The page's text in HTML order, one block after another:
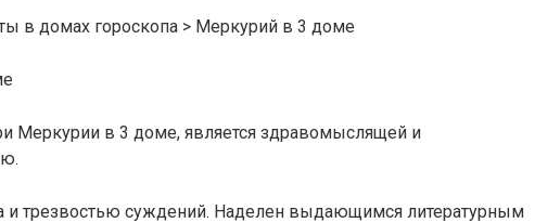
в домах гороскопа > Меркурий в 3 доме
Меркурии в 3 доме, является здравомыслящей и
и трезвостью суждений. Наделен выдающимся литературным